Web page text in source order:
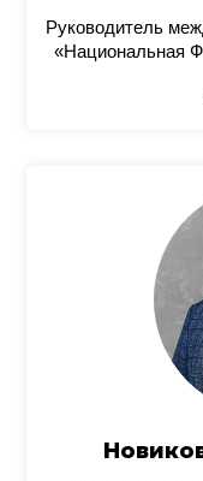
Руководитель
«Национальная